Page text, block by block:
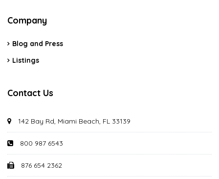
Company
Blog and Press
Listings
Contact Us
142 Bay Rd, Miami Beach, FL 33139
800 987 6543
876 654 2362